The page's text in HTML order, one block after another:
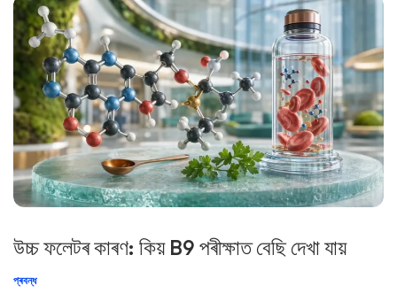
উচ্চ ফলেটৰ কাৰণ: কিয় B9 পৰীক্ষাত বেছি দেখা যায়
প্ৰবন্ধ